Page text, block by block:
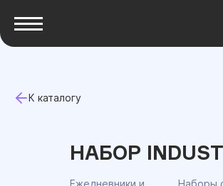
К каталогу
НАБОР
Ежедневники и
Наборы